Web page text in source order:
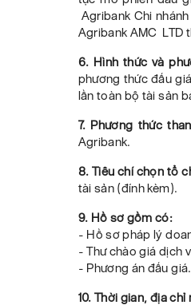
Agribank Chi
Agribank AMC LTD
6. Hình thức và
phương thức đấu
lần toàn bộ tài sản
7. Phương thức
Agribank.
8. Tiêu chí chọn tổ
tài sản (đính kèm).
9. Hồ sơ gồm có:
- Hồ sơ pháp lý
- Thư chào giá dịch
- Phương án đấu giá.
10. Thời gian, địa chỉ